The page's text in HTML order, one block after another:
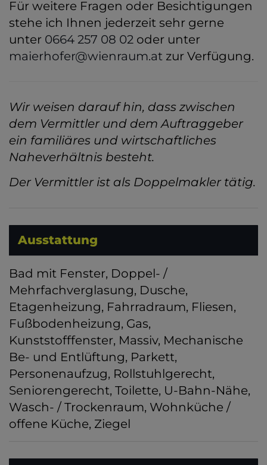
Für weitere Fragen oder Besichtigungen
stehe ich Ihnen jederzeit sehr gerne
unter 0664 257 08 02 oder unter
maierhofer@wienraum.at zur Verfügung.
Wir weisen darauf hin, dass zwischen
dem Vermittler und dem Auftraggeber
ein familiäres und wirtschaftliches
Naheverhältnis besteht.
Der Vermittler ist als Doppelmakler tätig.
Ausstattung
Bad mit Fenster Doppel- /
Mehrfachverglasung Dusche
Etagenheizung Fahrradraum Fliesen
Fußbodenheizung Gas
Kunststofffenster Massiv Mechanische
Be- und Entlüftung Parkett
Personenaufzug Rollstuhlgerecht
Seniorengerecht Toilette U-Bahn-Nähe
Wasch- / Trockenraum Wohnküche /
offene Küche Ziegel